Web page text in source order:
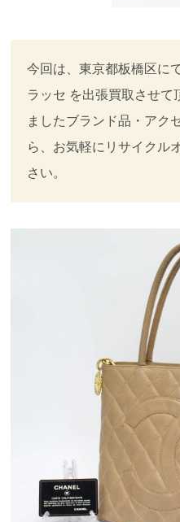
今回は、東京都板橋区に
ラッセ を出張買取させて
ましたブランド品・アク
ら、お気軽にリサイクル
さい。